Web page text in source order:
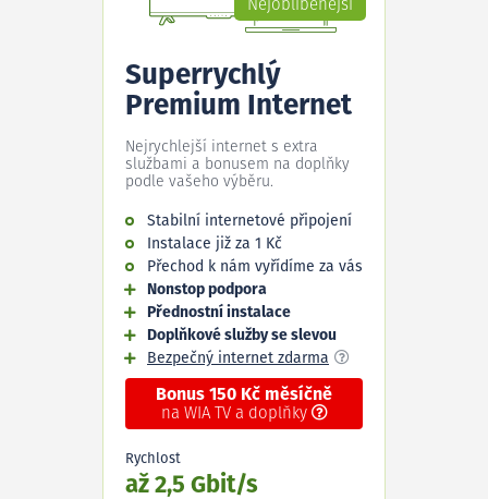
Nejoblíbenější
Superrychlý
Premium Internet
Nejrychlejší internet s extra
službami a bonusem na doplňky
podle vašeho výběru.
Stabilní internetové připojení
Instalace již za 1 Kč
Přechod k nám vyřídíme za vás
Nonstop podpora
Přednostní instalace
Doplňkové služby se slevou
Bezpečný internet zdarma
Bonus 150 Kč měsíčně
na WIA TV a doplňky
Rychlost
až 2,5 Gbit/s